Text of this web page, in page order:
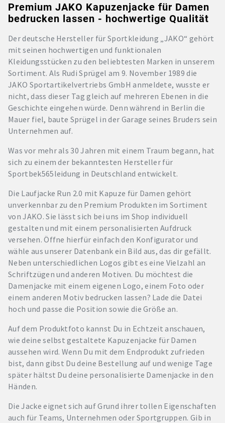
Premium JAKO Kapuzenjacke für Damen
bedrucken lassen - hochwertige Qualität
Der deutsche Hersteller für Sportkleidung „JAKO“ gehört
mit seinen hochwertigen und funktionalen
Kleidungsstücken zu den beliebtesten Marken in unserem
Sortiment. Als Rudi Sprügel am 9. November 1989 die
JAKO Sportartikelvertriebs GmbH anmeldete, wusste er
nicht, dass dieser Tag gleich auf mehreren Ebenen in die
Geschichte eingehen würde. Denn während in Berlin die
Mauer fiel, baute Sprügel in der Garage seines Bruders sein
Unternehmen auf.
Was vor mehr als 30 Jahren mit einem Traum begann, hat
sich zu einem der bekanntesten Hersteller für
Sportbek565leidung in Deutschland entwickelt.
Die Laufjacke Run 2.0 mit Kapuze für Damen gehört
unverkennbar zu den Premium Produkten im Sortiment
von JAKO. Sie lässt sich bei uns im Shop individuell
gestalten und mit einem personalisierten Aufdruck
versehen. Öffne hierfür einfach den Konfigurator und
wähle aus unserer Datenbank ein Bild aus, das dir gefällt.
Neben unterschiedlichen Logos gibt es eine Vielzahl an
Schriftzügen und anderen Motiven. Du möchtest die
Damenjacke mit einem eigenen Logo, einem Foto oder
einem anderen Motiv bedrucken lassen? Lade die Datei
hoch und passe die Position sowie die Größe an.
Auf dem Produktfoto kannst Du in Echtzeit anschauen,
wie deine selbst gestaltete Kapuzenjacke für Damen
aussehen wird. Wenn Du mit dem Endprodukt zufrieden
bist, dann gibst Du deine Bestellung auf und wenige Tage
später hältst Du deine personalisierte Damenjacke in den
Händen.
Die Jacke eignet sich auf Grund ihrer tollen Eigenschaften
auch für Teams, Unternehmen oder Sportgruppen. Gib in